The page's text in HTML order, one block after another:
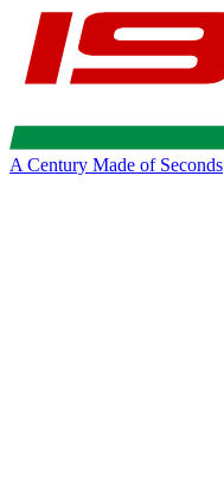
A Century Made of Seconds